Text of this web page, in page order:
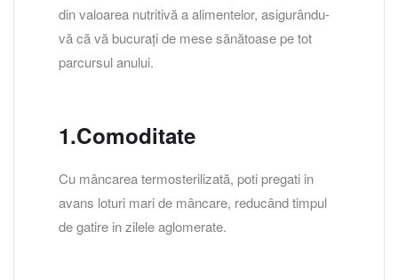
din valoarea nutritivă a alimentelor, asigurându-
vă că vă bucurați de mese sănătoase pe tot
parcursul anului.
1.Comoditate
Cu mâncarea termosterilizată, poti pregati in
avans loturi mari de mâncare, reducând timpul
de gatire in zilele aglomerate.